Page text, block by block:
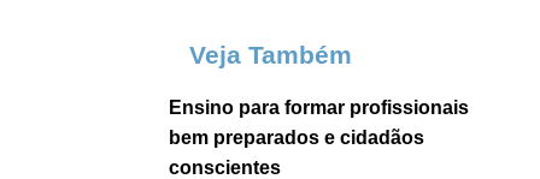
Veja Também
Ensino para formar profissionais
bem preparados e cidadãos
conscientes